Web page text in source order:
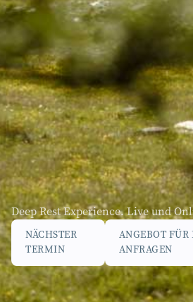
Deep Rest Experience. Live und
NÄCHSTER
TERMIN
ANGEBOT
ANFRAGEN